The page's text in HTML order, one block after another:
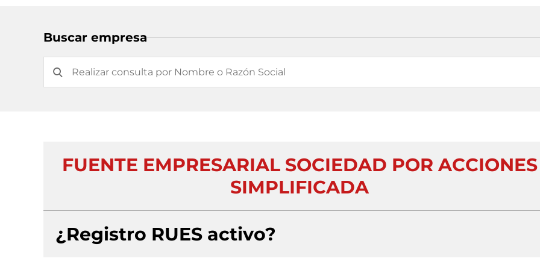
Buscar empresa
FUENTE EMPRESARIAL SOCIEDAD POR ACCIONES
SIMPLIFICADA
¿Registro RUES activo?